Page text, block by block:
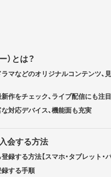
）とは？
マなどのオリジナルコンテンツ、
作をチェック、ライブ配信にも注目
対応デバイス、機能面も充実
会する方法
録する方法【スマホ・タブレット・パ
する手順